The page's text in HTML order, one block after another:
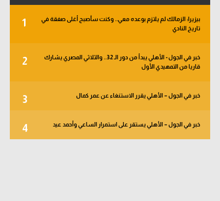
1
بيزيرا: الزمالك لم يلتزم بوعده معي.. وكنت سأصبح أغلى صفقة في
تاريخ النادي
2
خبر في الجول - الأهلي يبدأ من دور الـ 32.. والثلاثي المصري يشارك
قاريا من التمهيدي الأول
3 خبر في الجول – الأهلي يقرر الاستنغاء عن عمر كمال
4 خبر في الجول – الأهلي يستقر على استمرار الساعي وأحمد عيد